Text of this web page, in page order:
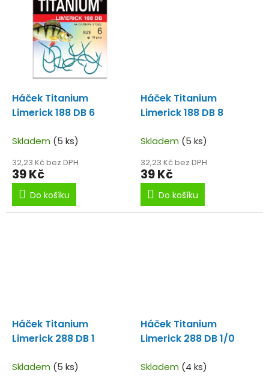
Háček Titanium
Limerick 188 DB 6
Skladem (5 ks)
32,23 Kč bez DPH
39 Kč
Do košíku
Háček Titanium
Limerick 188 DB 8
Skladem (5 ks)
32,23 Kč bez DPH
39 Kč
Do košíku
Háček Titanium
Limerick 288 DB 1
Skladem (5 ks)
Háček Titanium
Limerick 288 DB 1/0
Skladem (4 ks)